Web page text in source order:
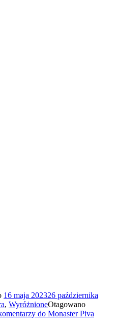
16 maja 202326 października
, WyróżnioneOtagowano
do Monaster Piva